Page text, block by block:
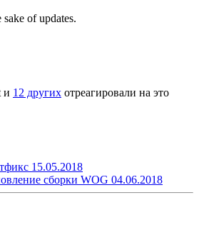
of updates.
и 12 других отреагировали на это
15.05.2018
сборки WOG 04.06.2018